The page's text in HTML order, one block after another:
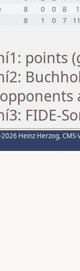
8 0 0 8
8 1 0 7
points
FIDE-
Heinz Herzog,